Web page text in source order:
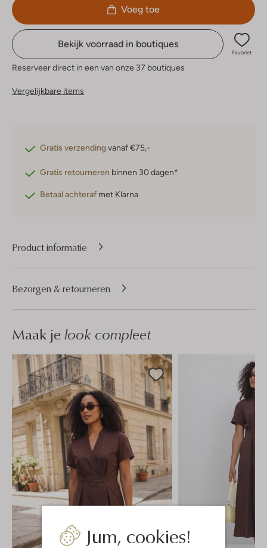
Jum, cookies!
Voeg toe
Bekijk voorraad in boutiques
Favoriet
Reserveer direct in een van onze 37 boutiques
Vergelijkbare items
Gratis verzendingvanaf €75,-
Gratis retourneren binnen 30 dagen*
Betaal achteraf met Klarna
Product informatie
Bezorgen & retourneren
Maak je look compleet